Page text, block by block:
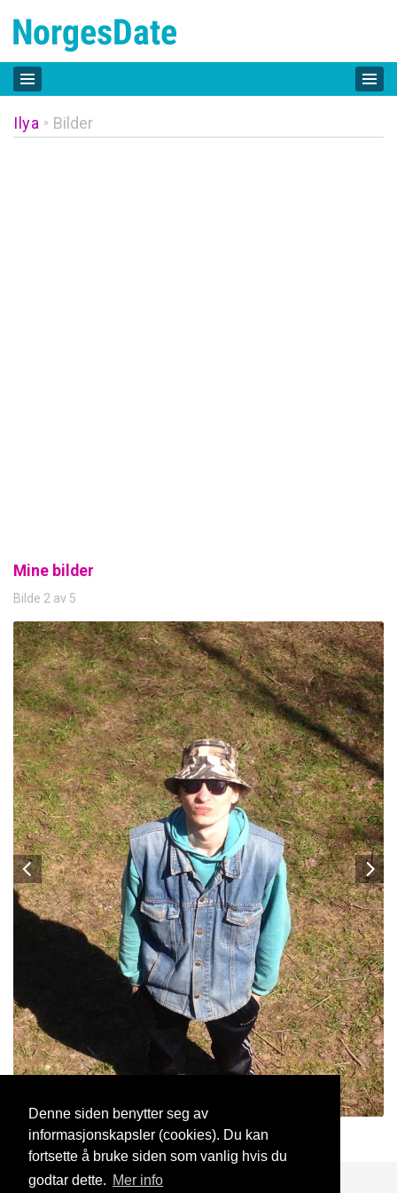
Denne siden benytter seg av
informasjonskapsler (cookies). Du kan
fortsette å bruke siden som vanlig hvis du
godtar dette. Mer info
Ilya » Bilder
Mine bilder
Bilde 2 av 5
Ilya 19 Jan, 2020
Blogg Support Kontakt oss